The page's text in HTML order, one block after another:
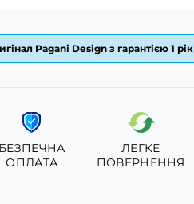
Pagani Design з гарантією 1 рік
БЕЗПЕЧНА
ОПЛАТА
ЛЕГКЕ
ПОВЕРНЕННЯ